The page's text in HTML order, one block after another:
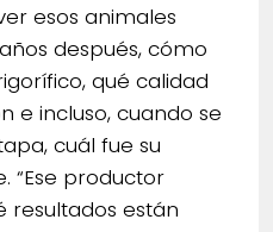
esos animales
después, cómo
qué calidad
e incluso, cuando se
cuál fue su
“Ese productor
resultados están